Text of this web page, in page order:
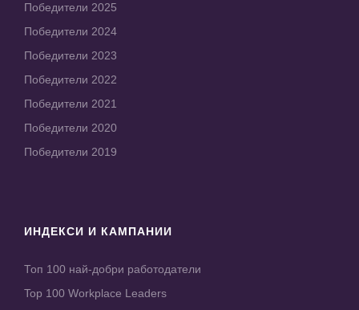
Победители 2025
Победители 2024
Победители 2023
Победители 2022
Победители 2021
Победители 2020
Победители 2019
ИНДЕКСИ И КАМПАНИИ
Топ 100 най-добри работодатели
Top 100 Workplace Leaders